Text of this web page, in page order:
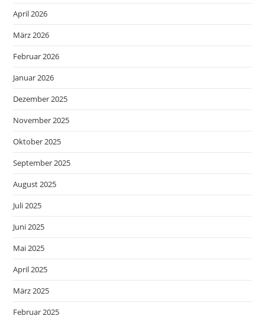
April 2026
März 2026
Februar 2026
Januar 2026
Dezember 2025
November 2025
Oktober 2025
September 2025
August 2025
Juli 2025
Juni 2025
Mai 2025
April 2025
März 2025
Februar 2025